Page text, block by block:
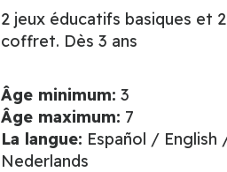
2 jeux éducatifs basiques et
coffret. Dès 3 ans
Âge minimum: 3
Âge maximum: 7
La langue: Español /
Nederlands